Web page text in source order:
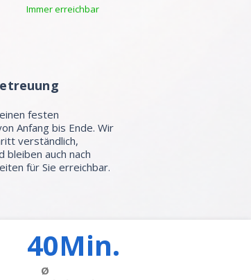
Immer erreichbar
festen
Anfang bis Ende. Wir
verständlich,
bleiben auch nach
für Sie erreichbar.
40Min.
Ø